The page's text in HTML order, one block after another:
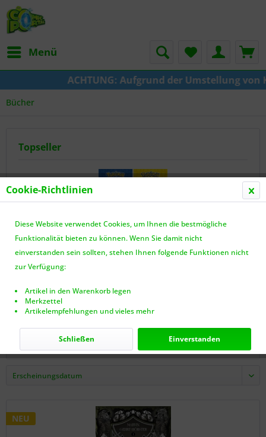
Menü
ACHTUNG: Aufgrund der Umstellung von KAZE
Bücher
Topseller
Mini-Bücher - Pokemon Pikachu 01-04
Filtern
NEU
Cookie-Richtlinien
Diese Website verwendet Cookies, um Ihnen die bestmögliche
Funktionalität bieten zu können. Wenn Sie damit nicht
einverstanden sein sollten, stehen Ihnen folgende Funktionen nicht
zur Verfügung:
Artikel in den Warenkorb legen
Merkzettel
Artikelempfehlungen und vieles mehr
Einverstanden
Schließen